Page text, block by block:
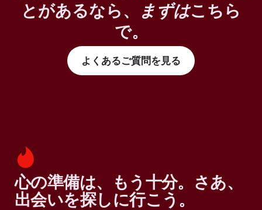
とがあるなら、
まずはこちら
で。
よくあるご質問を見る
心の準備は、もう十分。さあ、
出会いを探しに行こう。